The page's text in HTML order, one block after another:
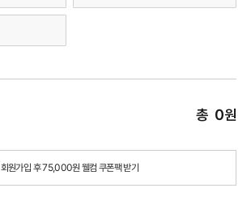
총 0원
회원가입 후 75,000원 웰컴 쿠폰팩 받기